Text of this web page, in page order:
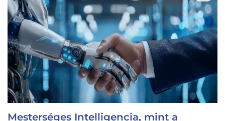
Mesterséges Intelligencia, mint a